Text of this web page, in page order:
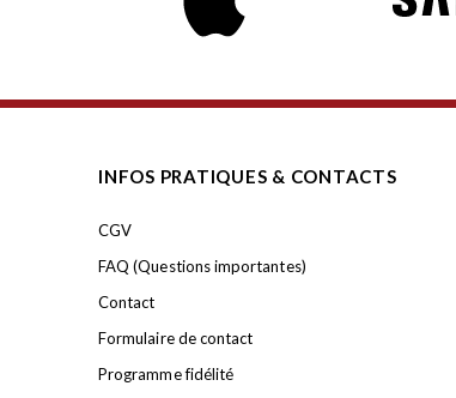
INFOS PRATIQUES & CONTACTS
CGV
FAQ (Questions importantes)
Contact
Formulaire de contact
Programme fidélité